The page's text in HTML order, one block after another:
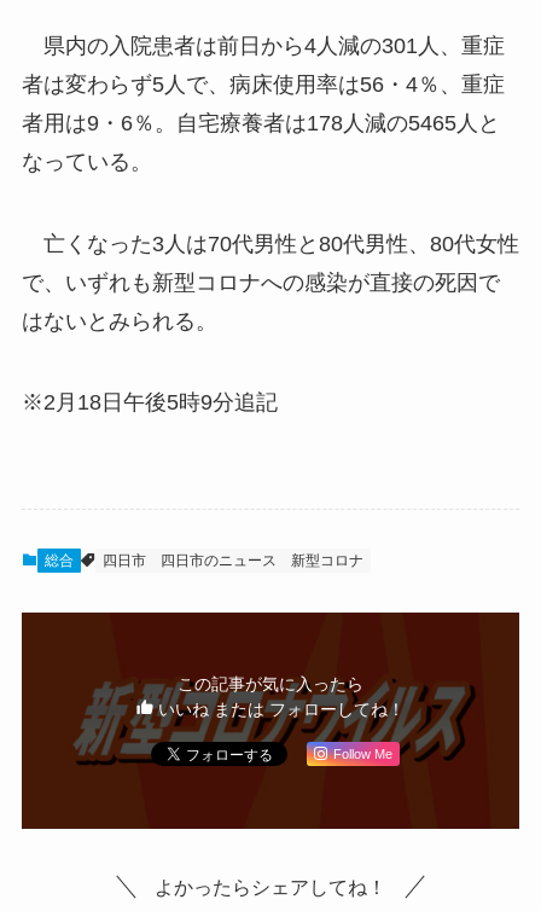
県内の入院患者は前日から4人減の301人、重症
者は変わらず5人で、病床使用率は56・4％、重症
者用は9・6％。自宅療養者は178人減の5465人と
なっている。
亡くなった3人は70代男性と80代男性、80代女性
で、いずれも新型コロナへの感染が直接の死因で
はないとみられる。
※2月18日午後5時9分追記
総合 四日市 四日市のニュース 新型コロナ
この記事が気に入ったら
いいね または フォローしてね！
Follow Me
よかったらシェアしてね！